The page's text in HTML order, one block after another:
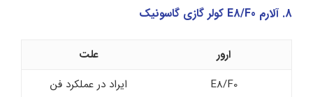
8. آلارم E8/F0 کولر گازی گاسونیک
ارور
علت
E8/F0
ایراد در عملکرد فن